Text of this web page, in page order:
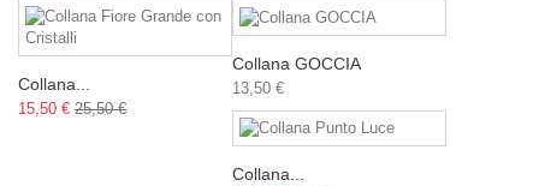
Collana...
15,50 € 25,50 €
Collana GOCCIA
13,50 €
Collana...